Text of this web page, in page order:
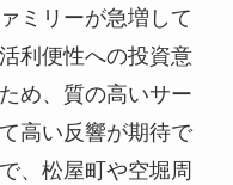
ミリーが急増して
利便性への投資意
め、質の高いサー
高い反響が期待で
、松屋町や空堀周